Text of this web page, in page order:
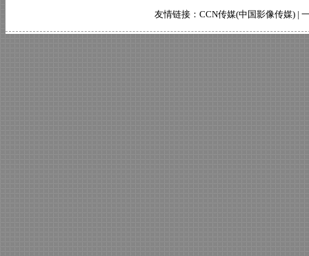
友情链接： CCN传媒(中国影像传媒) |